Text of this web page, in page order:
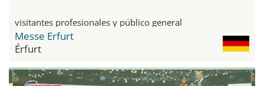
visitantes profesionales y público general
Messe Erfurt
Érfurt